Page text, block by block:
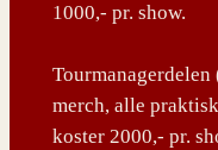
1000,- pr. show.
merch, alle
koster 2000,- pr.